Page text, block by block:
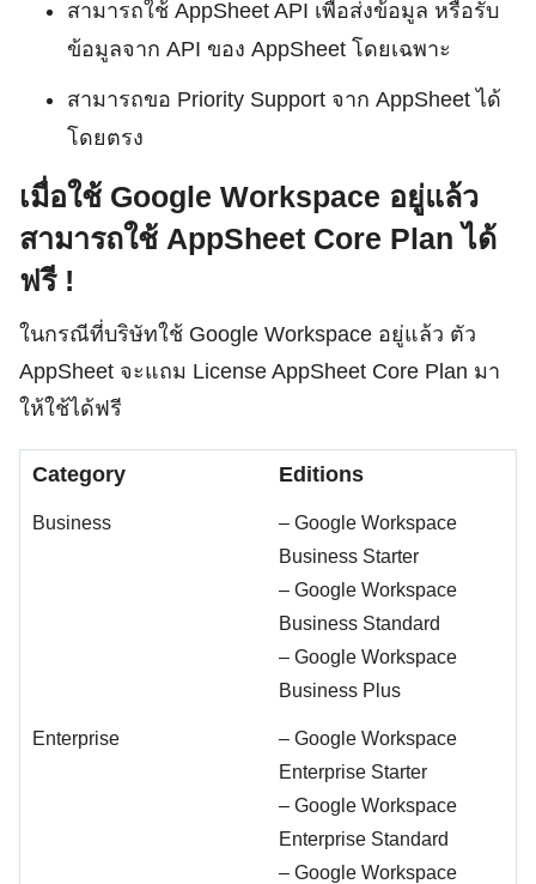
Search
for:
สามารถใช้ AppSheet API เพื่อส่งข้อมูล หรือรับ
ข้อมูลจาก API ของ AppSheet โดยเฉพาะ
สามารถขอ Priority Support จาก AppSheet ได้
โดยตรง
เมื่อใช้ Google Workspace อยู่แล้ว
สามารถใช้ AppSheet Core Plan ได้
ฟรี !
ในกรณีที่บริษัทใช้ Google Workspace อยู่แล้ว ตัว
AppSheet จะแถม License AppSheet Core Plan มา
ให้ใช้ได้ฟรี
Category Editions
Business
– Google Workspace
Business Starter
– Google Workspace
Business Standard
– Google Workspace
Business Plus
Enterprise
– Google Workspace
Enterprise Starter
– Google Workspace
Enterprise Standard
– Google Workspace